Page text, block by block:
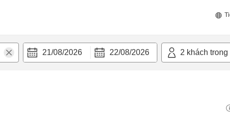
21/08/2026 22/08/2026 2 khách